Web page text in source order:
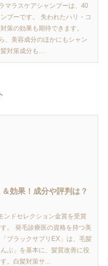
マラスケアシャンプーは、40
プーです。 失われたハリ・コ
策の効果も期待できます。
、美容成分のほかにもシャン
対策成分も...
効果！成分や評判は？
ンドセレクション金賞を受賞
。 発毛診療医の資格を持つ美
ブラックサプリEX」は、毛髪
ぶ」を基本に、髪質改善に役
。白髪対策サ...